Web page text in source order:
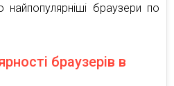
браузери по
браузерів в